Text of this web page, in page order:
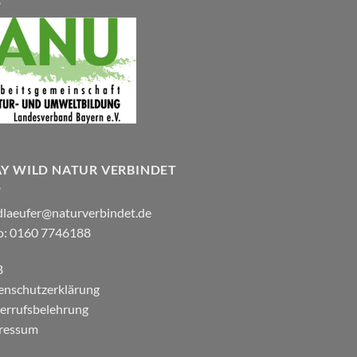
WILD NATUR VERBINDET
0160 7746188